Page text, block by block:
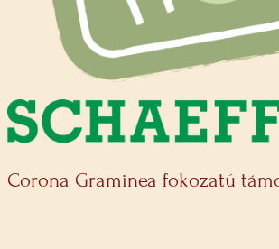
Corona Graminea fokozatú